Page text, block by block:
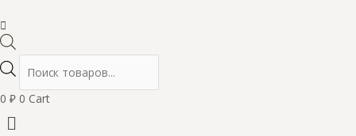
0 ₽ 0 Cart
Меню